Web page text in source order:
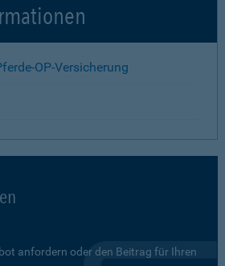
OP-Versicherung
anfordern oder den Beitrag für Ihren